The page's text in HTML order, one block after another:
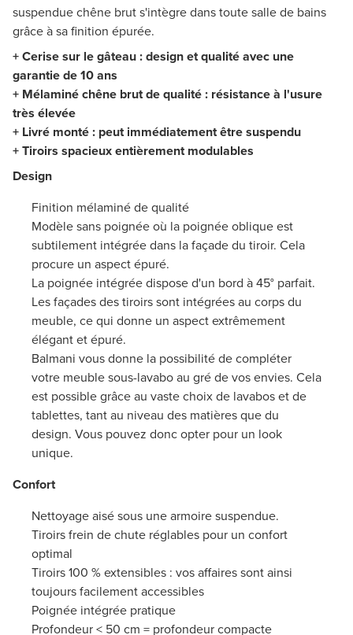
suspendue chêne brut s'intègre dans toute salle de bains
grâce à sa finition épurée.
+ Cerise sur le gâteau : design et qualité avec une
garantie de 10 ans
+ Mélaminé chêne brut de qualité : résistance à l'usure
très élevée
+ Livré monté : peut immédiatement être suspendu
+ Tiroirs spacieux entièrement modulables
Design
Finition mélaminé de qualité
Modèle sans poignée où la poignée oblique est
subtilement intégrée dans la façade du tiroir. Cela
procure un aspect épuré.
La poignée intégrée dispose d'un bord à 45° parfait.
Les façades des tiroirs sont intégrées au corps du
meuble, ce qui donne un aspect extrêmement
élégant et épuré.
Balmani vous donne la possibilité de compléter
votre meuble sous-lavabo au gré de vos envies. Cela
est possible grâce au vaste choix de lavabos et de
tablettes, tant au niveau des matières que du
design. Vous pouvez donc opter pour un look
unique.
Confort
Nettoyage aisé sous une armoire suspendue.
Tiroirs frein de chute réglables pour un confort
optimal
Tiroirs 100 % extensibles : vos affaires sont ainsi
toujours facilement accessibles
Poignée intégrée pratique
Profondeur < 50 cm = profondeur compacte